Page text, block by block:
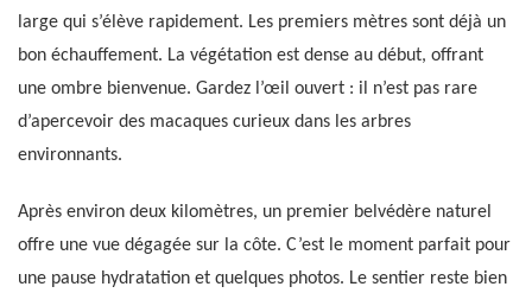
large qui s’élève rapidement. Les premiers mètres sont déjà un
bon échauffement. La végétation est dense au début, offrant
une ombre bienvenue. Gardez l’œil ouvert : il n’est pas rare
d’apercevoir des macaques curieux dans les arbres
environnants.
Après environ deux kilomètres, un premier belvédère naturel
offre une vue dégagée sur la côte. C’est le moment parfait pour
une pause hydratation et quelques photos. Le sentier reste bien